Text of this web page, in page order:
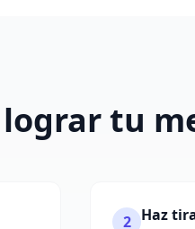
tu
2 Haz